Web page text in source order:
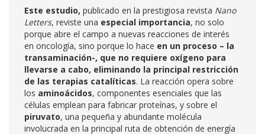
Este estudio, publicado en la prestigiosa revista Nano
Letters, reviste una especial importancia, no solo
porque abre el campo a nuevas reacciones de interés
en oncología, sino porque lo hace en un proceso – la
transaminación-, que no requiere oxígeno para
llevarse a cabo, eliminando la principal restricción
de las terapias catalíticas. La reacción opera sobre
los aminoácidos, componentes esenciales que las
células emplean para fabricar proteínas, y sobre el
piruvato, una pequeña y abundante molécula
involucrada en la principal ruta de obtención de energía